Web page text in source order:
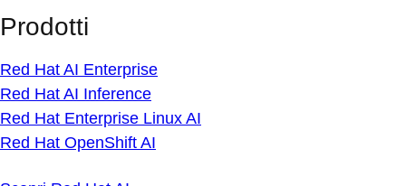
Prodotti
Red Hat AI Enterprise
Red Hat AI Inference
Red Hat Enterprise Linux AI
Red Hat OpenShift AI